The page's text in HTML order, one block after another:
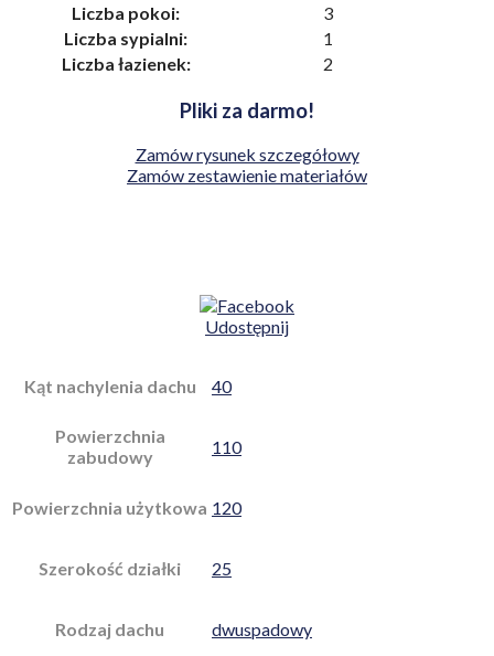
Liczba pokoi:
3
Liczba sypialni:
1
Liczba łazienek:
2
Pliki za darmo!
Zamów rysunek szczegółowy
Zamów zestawienie materiałów
Udostępnij
Kąt nachylenia dachu 40
Powierzchnia
zabudowy
110
Powierzchnia użytkowa 120
Szerokość działki 25
Rodzaj dachu dwuspadowy